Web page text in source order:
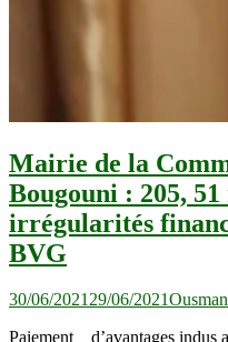
Mairie de la
Bougouni : 205,
irrégularités
BVG
30/06/202129/06/2021
Paiement d’avantages indus